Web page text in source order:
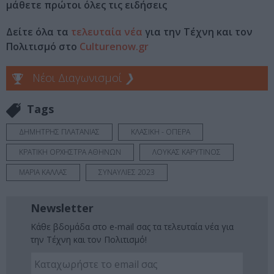
μάθετε πρώτοι όλες τις ειδήσεις
Δείτε όλα τα τελευταία νέα για την Τέχνη και τον
Πολιτισμό στο Culturenow.gr
Νέοι Διαγωνισμοί ❯
Tags
ΔΗΜΗΤΡΗΣ ΠΛΑΤΑΝΙΑΣ
ΚΛΑΣΙΚΗ - ΟΠΕΡΑ
ΚΡΑΤΙΚΗ ΟΡΧΗΣΤΡΑ ΑΘΗΝΩΝ
ΛΟΥΚΑΣ ΚΑΡΥΤΙΝΟΣ
ΜΑΡΙΑ ΚΑΛΛΑΣ
ΣΥΝΑΥΛΙΕΣ 2023
Newsletter
Κάθε βδομάδα στο e-mail σας τα τελευταία νέα για
την Τέχνη και τον Πολιτισμό!